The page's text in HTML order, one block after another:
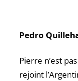
Pedro
Pierre n’est
rejoint